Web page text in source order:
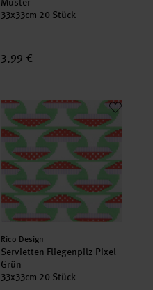
33x33cm 20 Stück
3,99 €
Servietten Fliegenpilz Pixel Grün
Hersteller:
Rico Design
Servietten Fliegenpilz Pixel
Grün
33x33cm 20 Stück